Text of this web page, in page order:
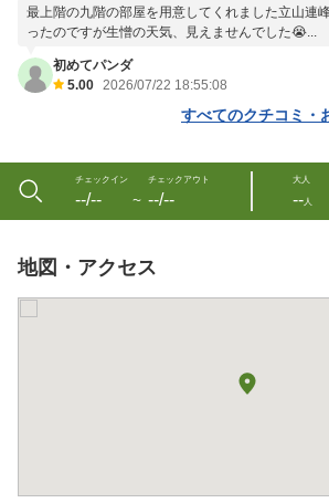
最上階の九階の部屋を用意してくれました立山連
ったのですが生憎の天気、見えませんでした😭...
初めてパンダ
5.00 2026/07/22 18:55:08
すべてのクチコミ・
チェックイン
--/-- 〜
チェックアウト
--/--
大人
--人
地図・アクセス